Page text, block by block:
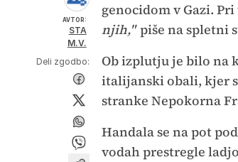
AVTOR:
STA
M.V.
Deli zgodbo:
genocidom v Gazi.
njih,"piše na spletni
Ob izplutju je bilo na
italijanski obali, kjer
stranke Nepokorna
Handala se na pot
vodah prestregle